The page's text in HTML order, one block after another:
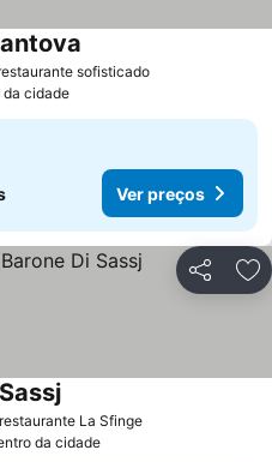
sofisticado
da cidade
Ver preços
Partilhar
La Sfinge
da cidade